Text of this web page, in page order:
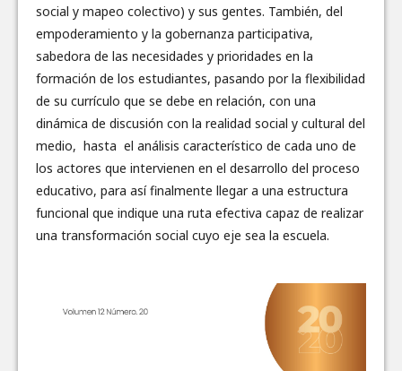
social y mapeo colectivo) y sus gentes. También, del
empoderamiento y la gobernanza participativa,
sabedora de las necesidades y prioridades en la
formación de los estudiantes, pasando por la flexibilidad
de su currículo que se debe en relación, con una
dinámica de discusión con la realidad social y cultural del
medio, hasta el análisis característico de cada uno de
los actores que intervienen en el desarrollo del proceso
educativo, para así finalmente llegar a una estructura
funcional que indique una ruta efectiva capaz de realizar
una transformación social cuyo eje sea la escuela.